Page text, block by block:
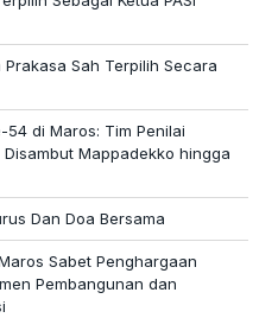
Prakasa Sah Terpilih Secara
54 di Maros: Tim Penilai
Mappadekko hingga
Dan Doa Bersama
Sabet Penghargaan
Pembangunan dan